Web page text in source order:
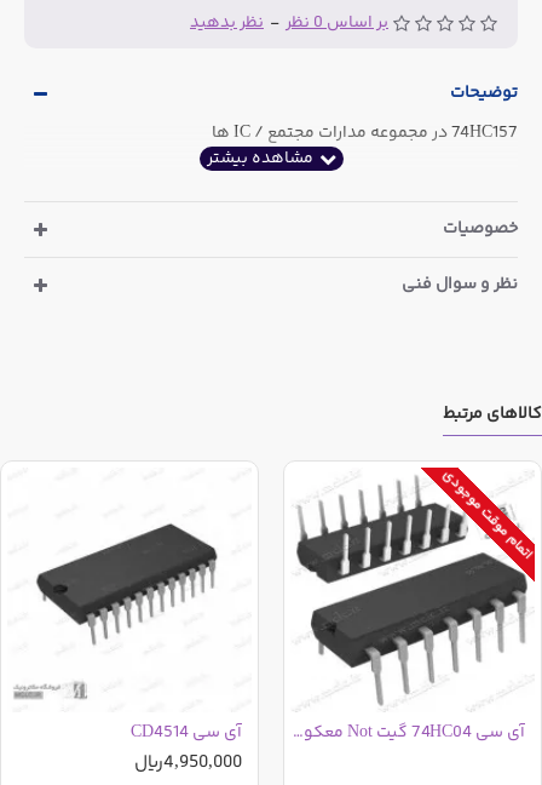
بر اساس 0 نظر - نظر بدهید
توضیحات
74HC157 در مجموعه مدارات مجتمع / IC ها
خصوصیات
نظر و سوال فنی
کالاهای مرتبط
اتمام موقت موجودی
آی سی 74HC04 گیت Not معکوس کننده شش تایی آی سی CD4514
4,950,000ریال